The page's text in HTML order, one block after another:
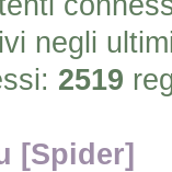
negli
2519
[Spider]